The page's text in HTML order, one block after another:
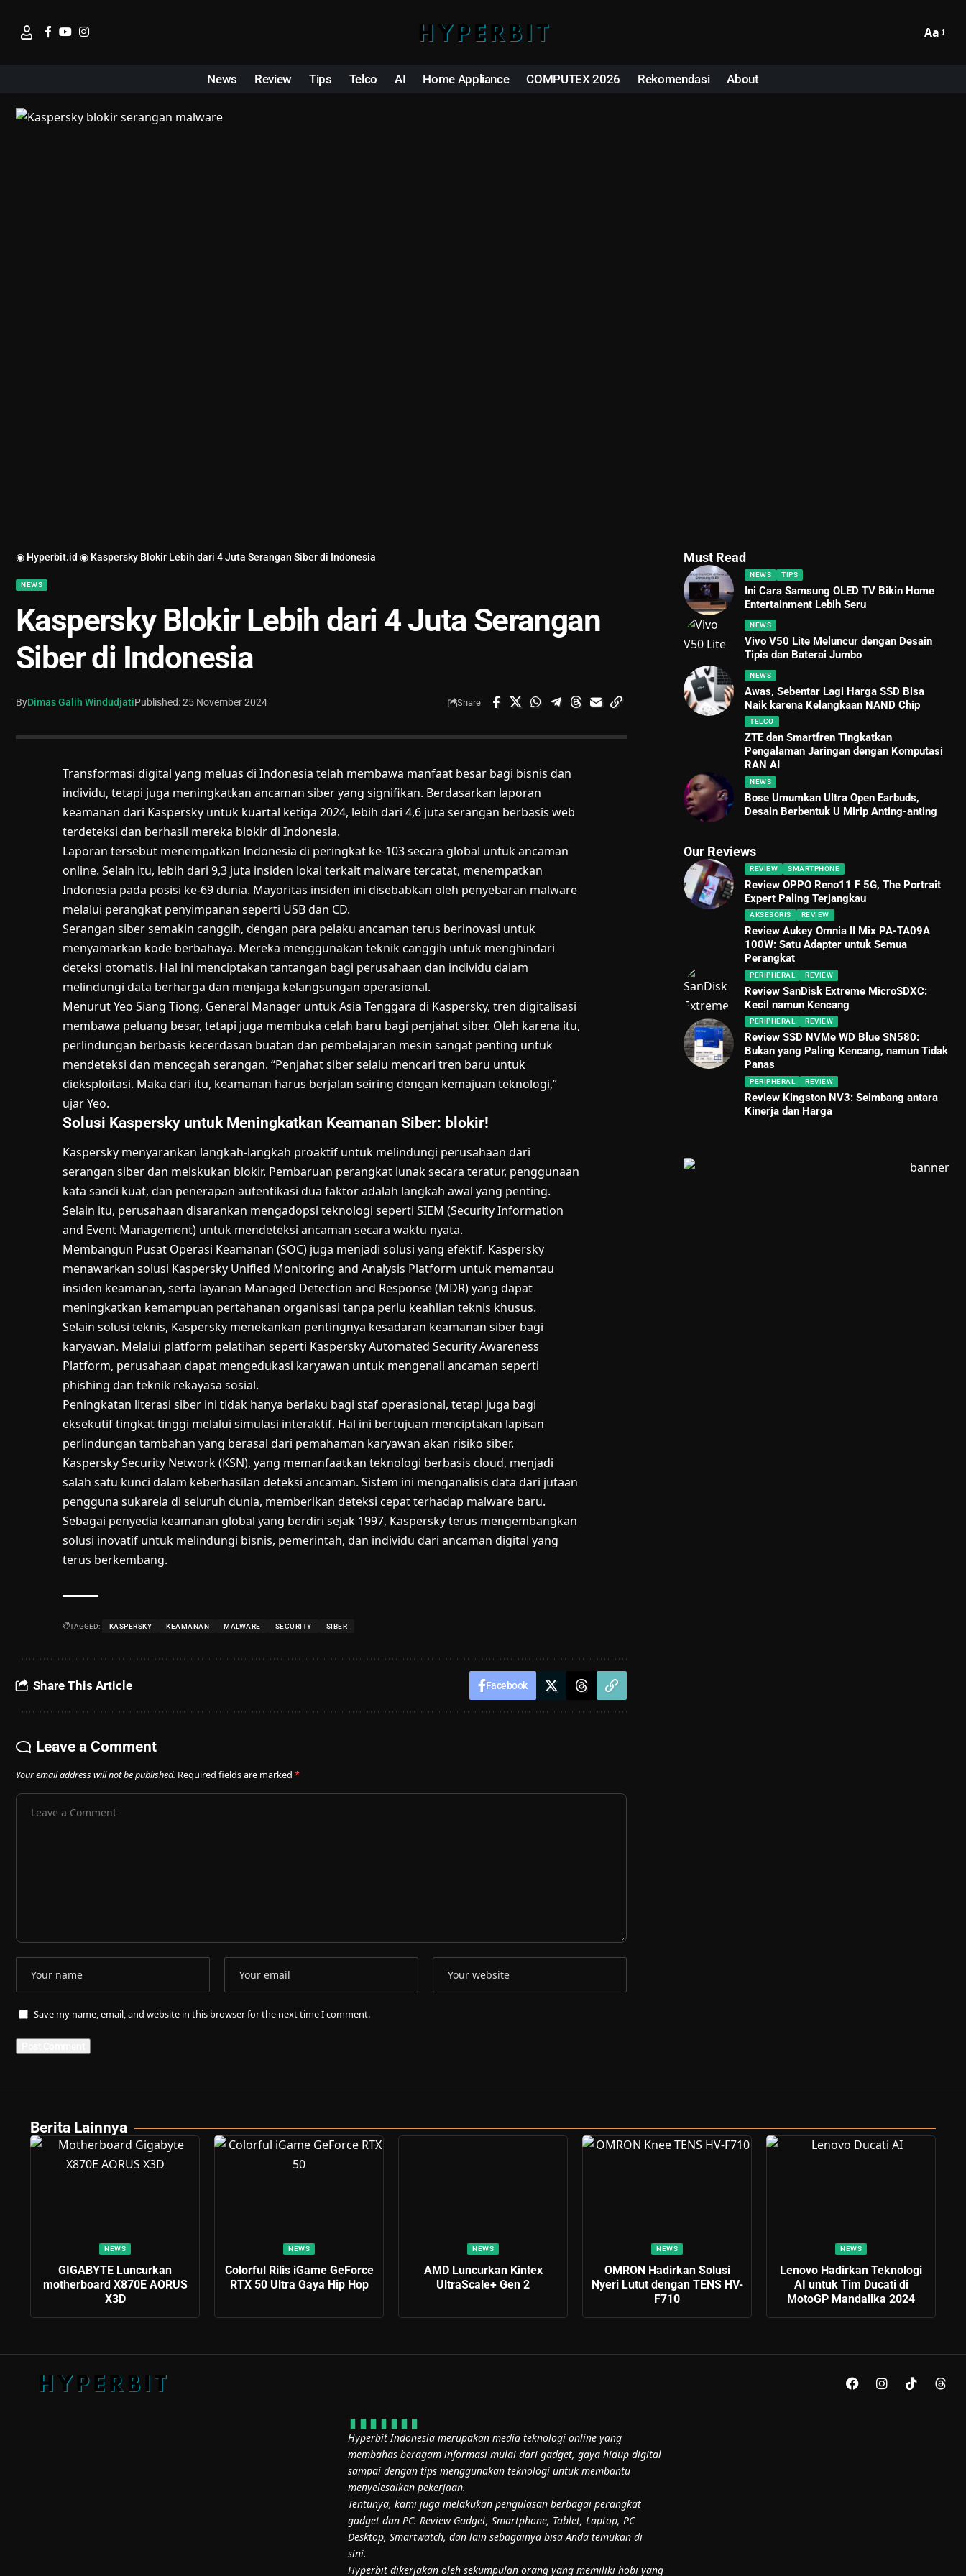
Aa
News Review Tips Telco AI Home Appliance COMPUTEX 2026 Rekomendasi About
◉ Hyperbit.id ◉ Kaspersky Blokir Lebih dari 4 Juta Serangan Siber di Indonesia
NEWS
Kaspersky Blokir Lebih dari 4 Juta Serangan
Siber di Indonesia
ByDimas Galih WindudjatiPublished: 25 November 2024 Share
Transformasi digital yang meluas di Indonesia telah membawa manfaat besar bagi bisnis dan
individu, tetapi juga meningkatkan ancaman siber yang signifikan. Berdasarkan laporan
keamanan dari Kaspersky untuk kuartal ketiga 2024, lebih dari 4,6 juta serangan berbasis web
terdeteksi dan berhasil mereka blokir di Indonesia.
Laporan tersebut menempatkan Indonesia di peringkat ke-103 secara global untuk ancaman
online. Selain itu, lebih dari 9,3 juta insiden lokal terkait malware tercatat, menempatkan
Indonesia pada posisi ke-69 dunia. Mayoritas insiden ini disebabkan oleh penyebaran malware
melalui perangkat penyimpanan seperti USB dan CD.
Serangan siber semakin canggih, dengan para pelaku ancaman terus berinovasi untuk
menyamarkan kode berbahaya. Mereka menggunakan teknik canggih untuk menghindari
deteksi otomatis. Hal ini menciptakan tantangan bagi perusahaan dan individu dalam
melindungi data berharga dan menjaga kelangsungan operasional.
Menurut Yeo Siang Tiong, General Manager untuk Asia Tenggara di Kaspersky, tren digitalisasi
membawa peluang besar, tetapi juga membuka celah baru bagi penjahat siber. Oleh karena itu,
perlindungan berbasis kecerdasan buatan dan pembelajaran mesin sangat penting untuk
mendeteksi dan mencegah serangan. “Penjahat siber selalu mencari tren baru untuk
dieksploitasi. Maka dari itu, keamanan harus berjalan seiring dengan kemajuan teknologi,”
ujar Yeo.
Solusi Kaspersky untuk Meningkatkan Keamanan Siber: blokir!
Kaspersky menyarankan langkah-langkah proaktif untuk melindungi perusahaan dari
serangan siber dan melskukan blokir. Pembaruan perangkat lunak secara teratur, penggunaan
kata sandi kuat, dan penerapan autentikasi dua faktor adalah langkah awal yang penting.
Selain itu, perusahaan disarankan mengadopsi teknologi seperti SIEM (Security Information
and Event Management) untuk mendeteksi ancaman secara waktu nyata.
Membangun Pusat Operasi Keamanan (SOC) juga menjadi solusi yang efektif. Kaspersky
menawarkan solusi Kaspersky Unified Monitoring and Analysis Platform untuk memantau
insiden keamanan, serta layanan Managed Detection and Response (MDR) yang dapat
meningkatkan kemampuan pertahanan organisasi tanpa perlu keahlian teknis khusus.
Selain solusi teknis, Kaspersky menekankan pentingnya kesadaran keamanan siber bagi
karyawan. Melalui platform pelatihan seperti Kaspersky Automated Security Awareness
Platform, perusahaan dapat mengedukasi karyawan untuk mengenali ancaman seperti
phishing dan teknik rekayasa sosial.
Peningkatan literasi siber ini tidak hanya berlaku bagi staf operasional, tetapi juga bagi
eksekutif tingkat tinggi melalui simulasi interaktif. Hal ini bertujuan menciptakan lapisan
perlindungan tambahan yang berasal dari pemahaman karyawan akan risiko siber.
Kaspersky Security Network (KSN), yang memanfaatkan teknologi berbasis cloud, menjadi
salah satu kunci dalam keberhasilan deteksi ancaman. Sistem ini menganalisis data dari jutaan
pengguna sukarela di seluruh dunia, memberikan deteksi cepat terhadap malware baru.
Sebagai penyedia keamanan global yang berdiri sejak 1997, Kaspersky terus mengembangkan
solusi inovatif untuk melindungi bisnis, pemerintah, dan individu dari ancaman digital yang
terus berkembang.
TAGGED: KASPERSKY KEAMANAN MALWARE SECURITY SIBER
Share This Article Facebook
Leave a Comment
Your email address will not be published. Required fields are marked *
Save my name, email, and website in this browser for the next time I comment.
Must Read
NEWS TIPS
Ini Cara Samsung OLED TV Bikin Home
Entertainment Lebih Seru
NEWS
Vivo V50 Lite Meluncur dengan Desain
Tipis dan Baterai Jumbo
NEWS
Awas, Sebentar Lagi Harga SSD Bisa
Naik karena Kelangkaan NAND Chip
TELCO
ZTE dan Smartfren Tingkatkan
Pengalaman Jaringan dengan Komputasi
RAN AI
NEWS
Bose Umumkan Ultra Open Earbuds,
Desain Berbentuk U Mirip Anting-anting
Our Reviews
REVIEW SMARTPHONE
Review OPPO Reno11 F 5G, The Portrait
Expert Paling Terjangkau
AKSESORIS REVIEW
Review Aukey Omnia II Mix PA-TA09A
100W: Satu Adapter untuk Semua
Perangkat
PERIPHERAL REVIEW
Review SanDisk Extreme MicroSDXC:
Kecil namun Kencang
PERIPHERAL REVIEW
Review SSD NVMe WD Blue SN580:
Bukan yang Paling Kencang, namun Tidak
Panas
PERIPHERAL REVIEW
Review Kingston NV3: Seimbang antara
Kinerja dan Harga
Berita Lainnya
NEWS
GIGABYTE Luncurkan
motherboard X870E AORUS
X3D
NEWS
Colorful Rilis iGame GeForce
RTX 50 Ultra Gaya Hip Hop
NEWS
AMD Luncurkan Kintex
UltraScale+ Gen 2
NEWS
OMRON Hadirkan Solusi
Nyeri Lutut dengan TENS HV-
F710
NEWS
Lenovo Hadirkan Teknologi
AI untuk Tim Ducati di
MotoGP Mandalika 2024
Hyperbit Indonesia merupakan media teknologi online yang
membahas beragam informasi mulai dari gadget, gaya hidup digital
sampai dengan tips menggunakan teknologi untuk membantu
menyelesaikan pekerjaan.
Tentunya, kami juga melakukan pengulasan berbagai perangkat
gadget dan PC. Review Gadget, Smartphone, Tablet, Laptop, PC
Desktop, Smartwatch, dan lain sebagainya bisa Anda temukan di
sini.
Hyperbit dikerjakan oleh sekumpulan orang yang memiliki hobi yang